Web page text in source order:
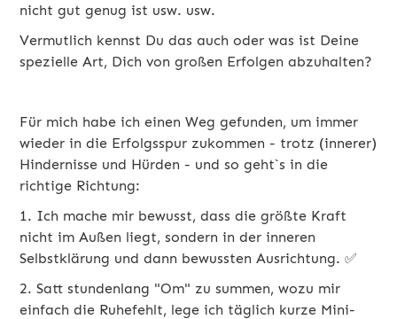
nicht gut genug ist usw. usw.
Vermutlich kennst Du das auch oder was ist Deine
spezielle Art, Dich von großen Erfolgen abzuhalten?
Für mich habe ich einen Weg gefunden, um immer
wieder in die Erfolgsspur zukommen - trotz (innerer)
Hindernisse und Hürden - und so geht`s in die
richtige Richtung:
1. Ich mache mir bewusst, dass die größte Kraft
nicht im Außen liegt, sondern in der inneren
Selbstklärung und dann bewussten Ausrichtung. ✅
2. Satt stundenlang "Om" zu summen, wozu mir
einfach die Ruhefehlt, lege ich täglich kurze Mini-